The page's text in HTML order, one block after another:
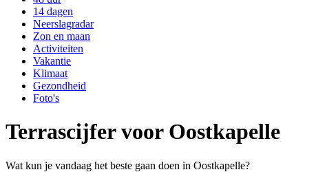
14 dagen
Neerslagradar
Zon en maan
Activiteiten
Vakantie
Klimaat
Gezondheid
Foto's
Terrascijfer voor Oostkapelle
Wat kun je vandaag het beste gaan doen in Oostkapelle?